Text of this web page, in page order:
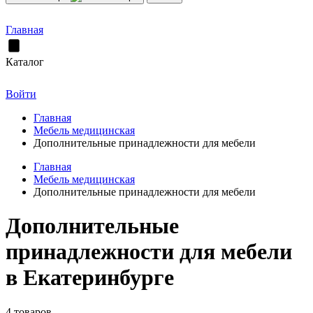
Главная
Каталог
Войти
Главная
Мебель медицинская
Дополнительные принадлежности для мебели
Главная
Мебель медицинская
Дополнительные принадлежности для мебели
Дополнительные
принадлежности для мебели
в Екатеринбурге